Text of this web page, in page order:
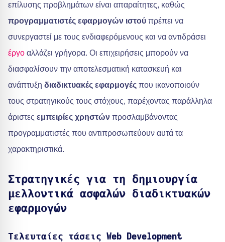
επίλυσης προβλημάτων είναι απαραίτητες, καθώς
προγραμματιστές εφαρμογών ιστού πρέπει να
συνεργαστεί με τους ενδιαφερόμενους και να αντιδράσει
έργο αλλάζει γρήγορα. Οι επιχειρήσεις μπορούν να
διασφαλίσουν την αποτελεσματική κατασκευή και
ανάπτυξη διαδικτυακές εφαρμογές που ικανοποιούν
τους στρατηγικούς τους στόχους, παρέχοντας παράλληλα
άριστες εμπειρίες χρηστών προσλαμβάνοντας
προγραμματιστές που αντιπροσωπεύουν αυτά τα
χαρακτηριστικά.
Στρατηγικές για τη δημιουργία
μελλοντικά ασφαλών διαδικτυακών
εφαρμογών
Τελευταίες τάσεις Web Development